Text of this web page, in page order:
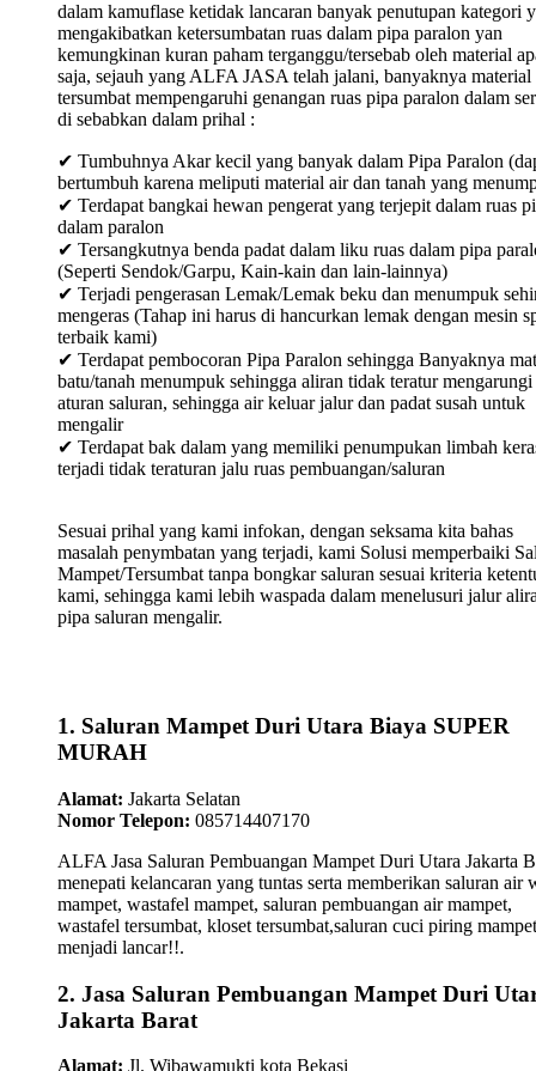
dalam kamuflase ketidak lancaran banyak penutupan kategori
mengakibatkan ketersumbatan ruas dalam pipa paralon yan
kemungkinan kuran paham terganggu/tersebab oleh material
saja, sejauh yang ALFA JASA telah jalani, banyaknya material
tersumbat mempengaruhi genangan ruas pipa paralon dalam
di sebabkan dalam prihal :
✔ Tumbuhnya Akar kecil yang banyak dalam Pipa Paralon
bertumbuh karena meliputi material air dan tanah yang
✔ Terdapat bangkai hewan pengerat yang terjepit dalam ruas
dalam paralon
✔ Tersangkutnya benda padat dalam liku ruas dalam pipa
(Seperti Sendok/Garpu, Kain-kain dan lain-lainnya)
✔ Terjadi pengerasan Lemak/Lemak beku dan menumpuk
mengeras (Tahap ini harus di hancurkan lemak dengan mesin
terbaik kami)
✔ Terdapat pembocoran Pipa Paralon sehingga Banyaknya
batu/tanah menumpuk sehingga aliran tidak teratur mengarungi
aturan saluran, sehingga air keluar jalur dan padat susah untuk
mengalir
✔ Terdapat bak dalam yang memiliki penumpukan limbah
terjadi tidak teraturan jalu ruas pembuangan/saluran
Sesuai prihal yang kami infokan, dengan seksama kita bahas
masalah penymbatan yang terjadi, kami Solusi memperbaiki
Mampet/Tersumbat tanpa bongkar saluran sesuai kriteria
kami, sehingga kami lebih waspada dalam menelusuri jalur
pipa saluran mengalir.
1. Saluran Mampet Duri Utara Biaya SUPER
MURAH
Alamat: Jakarta Selatan
Nomor Telepon: 085714407170
ALFA Jasa Saluran Pembuangan Mampet Duri Utara Jakarta
menepati kelancaran yang tuntas serta memberikan saluran air
mampet, wastafel mampet, saluran pembuangan air mampet,
wastafel tersumbat, kloset tersumbat,saluran cuci piring mampet
menjadi lancar!!.
2. Jasa Saluran Pembuangan Mampet Duri
Jakarta Barat
Alamat: Jl. Wibawamukti kota Bekasi